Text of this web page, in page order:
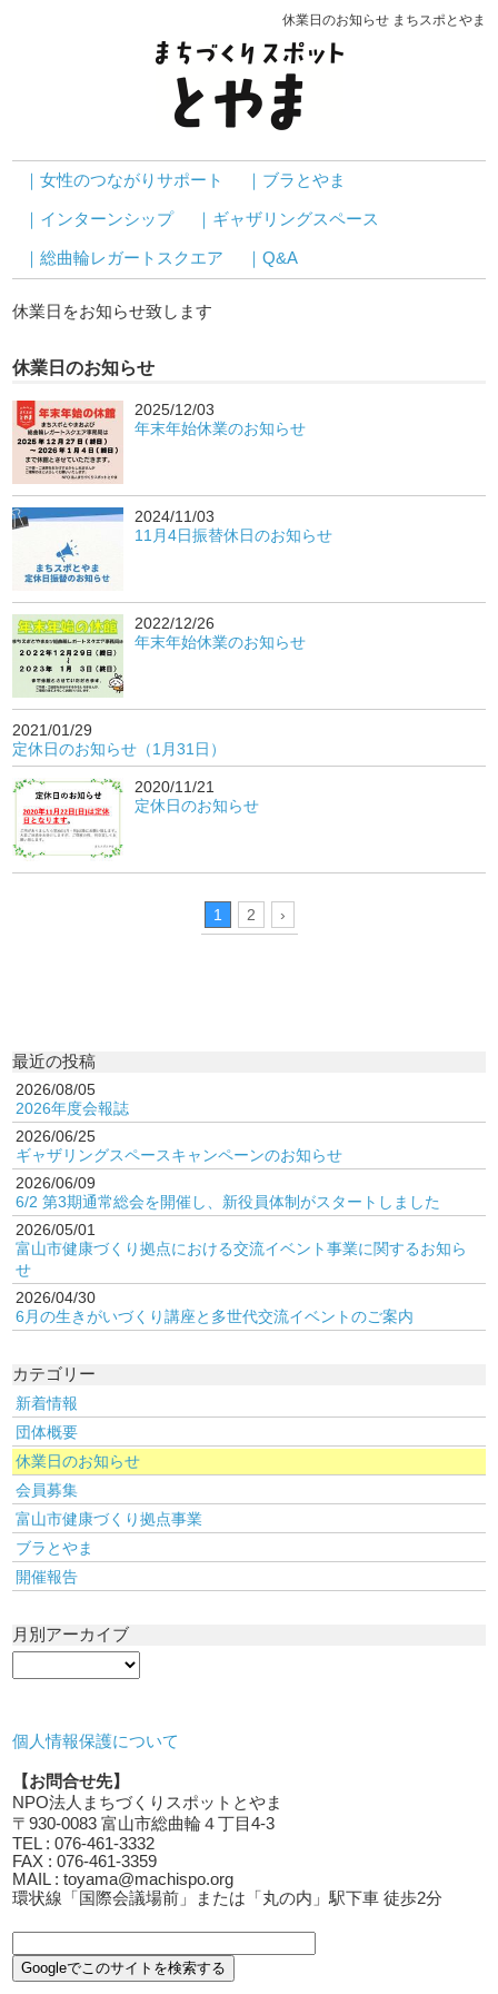
休業日のお知らせ まちスポとやま
｜女性のつながりサポート ｜ブラとやま
｜インターンシップ ｜ギャザリングスペース
｜総曲輪レガートスクエア ｜Q&A
休業日をお知らせ致します
休業日のお知らせ
2025/12/03
年末年始休業のお知らせ
2024/11/03
11月4日振替休日のお知らせ
2022/12/26
年末年始休業のお知らせ
2021/01/29
定休日のお知らせ（1月31日）
2020/11/21
定休日のお知らせ
1 2 ›
最近の投稿
2026/08/05
2026年度会報誌
2026/06/25
ギャザリングスペースキャンペーンのお知らせ
2026/06/09
6/2 第3期通常総会を開催し、新役員体制がスタートしました
2026/05/01
富山市健康づくり拠点における交流イベント事業に関するお知ら
せ
2026/04/30
6月の生きがいづくり講座と多世代交流イベントのご案内
カテゴリー
新着情報
団体概要
休業日のお知らせ
会員募集
富山市健康づくり拠点事業
ブラとやま
開催報告
月別アーカイブ
個人情報保護について
【お問合せ先】
NPO法人まちづくりスポットとやま
〒930-0083 富山市総曲輪４丁目4-3
TEL : 076-461-3332
FAX : 076-461-3359
MAIL : toyama@machispo.org
環状線「国際会議場前」または「丸の内」駅下車 徒歩2分